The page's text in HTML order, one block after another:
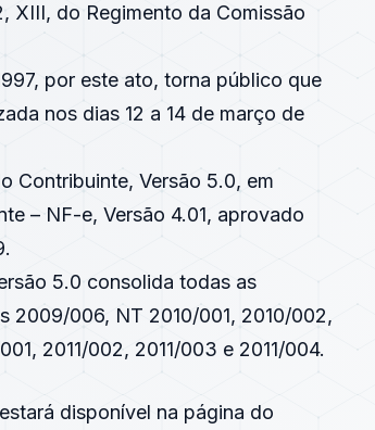
XIII, do Regimento da Comissão
por este ato, torna público que
nos dias 12 a 14 de março de
Contribuinte, Versão 5.0, em
– NF-e, Versão 4.01, aprovado
5.0 consolida todas as
2009/006, NT 2010/001, 2010/002,
2011/002, 2011/003 e 2011/004.
disponível na página do